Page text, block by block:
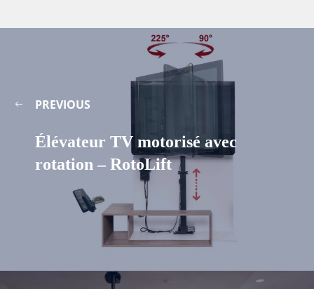
PREVIOUS
Élévateur TV motorisé avec
rotation – RotoLift